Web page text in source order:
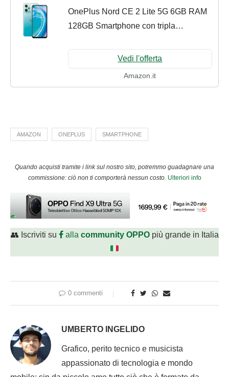
OnePlus Nord CE 2 Lite 5G 6GB RAM
128GB Smartphone con tripla
da 5000 mAh - 2 anni di garanzia - Blue
Tide
Vedi l'offerta
Amazon.it
AMAZON ONEPLUS SMARTPHONE
Quando acquisti tramite i link sul nostro sito, potremmo guadagnare una
commissione: ciò non ti comporterà nessun costo. Ulteriori info
👥 Iscriviti su alla community OPPOpiù grande in Italia
0 commenti
UMBERTO INGELIDO
Grafico, perito tecnico e musicista
appassionato di tecnologia e mondo